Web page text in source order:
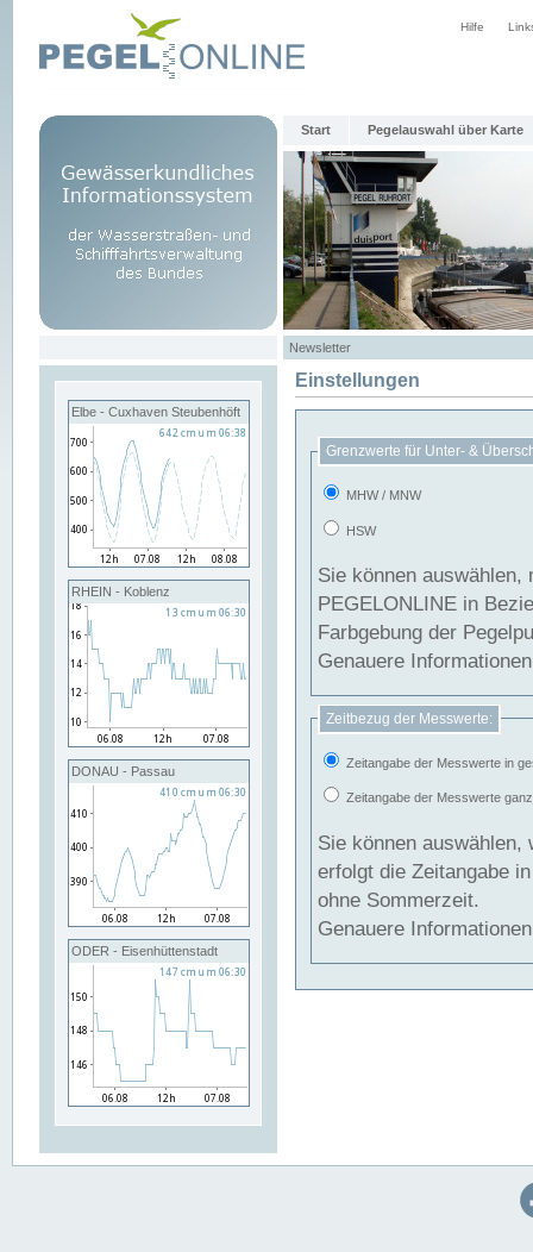
Hilfe
Start Pegelauswahl über Karte
Newsletter
Elbe - Cuxhaven Steubenhöft
RHEIN - Koblenz
DONAU - Passau
ODER - Eisenhüttenstadt
Einstellungen
Grenzwerte für Unter- &
MHW / MNW
HSW
Sie können
PEGELONLINE in Beziehung
Farbgebung der
Genauere
Zeitbezug der Messwerte:
Zeitangabe der Messwerte in
Zeitangabe der Messwerte
Sie können auswählen,
erfolgt die Zeitangabe
ohne Sommerzeit.
Genauere